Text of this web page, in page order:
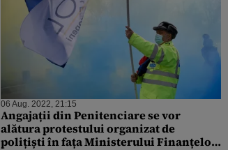
06 Aug. 2022, 21:15
Angajații din Penitenciare se vor
alătura protestului organizat de
polițiști în fața Ministerului Finanțelor.